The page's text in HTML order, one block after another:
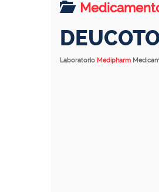
Laboratorio Medipharm